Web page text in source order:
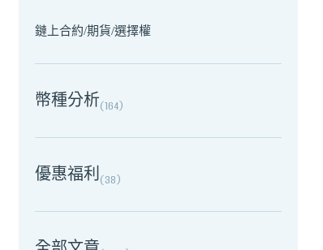
鏈上合約/期貨/選擇權
幣種分析(164)
優惠福利(38)